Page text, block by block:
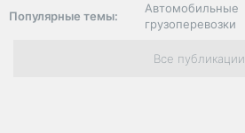
Популярные темы:
Автомобильные
грузоперевозки
Региональная
логистика
Все публикации